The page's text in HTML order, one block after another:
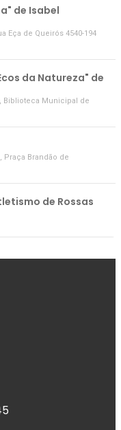
de Isabel
Eça de Queirós 4540-194
da Natureza" de
, Biblioteca Municipal de
, Praça Brandão de
de Rossas